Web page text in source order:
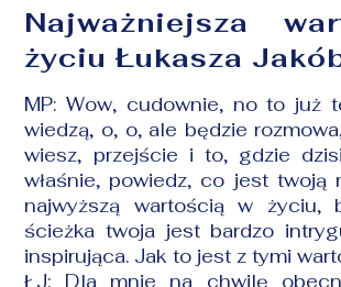
Najważniejsza
życiu Łukasza
MP: Wow, cudownie, no to już
wiedzą, o, o, ale będzie
wiesz, przejście i to, gdzie
właśnie, powiedz, co jest twoją
najwyższą wartością w życiu,
ścieżka twoja jest bardzo
inspirująca. Jak to jest z tymi
ŁJ: Dla mnie na chwilę